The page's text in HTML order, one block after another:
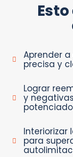
Aprender
precisa y
Lograr
y
Interiorizar
para